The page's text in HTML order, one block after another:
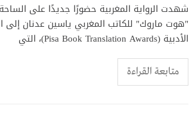
شهدت الرواية المغربية حضورًا جديدًا على الساحة
"هوت ماروك" للكاتب المغربي ياسين عدنان إلى
الأدبية (Pisa Book Translation Awards)، التي
متابعة القراءة